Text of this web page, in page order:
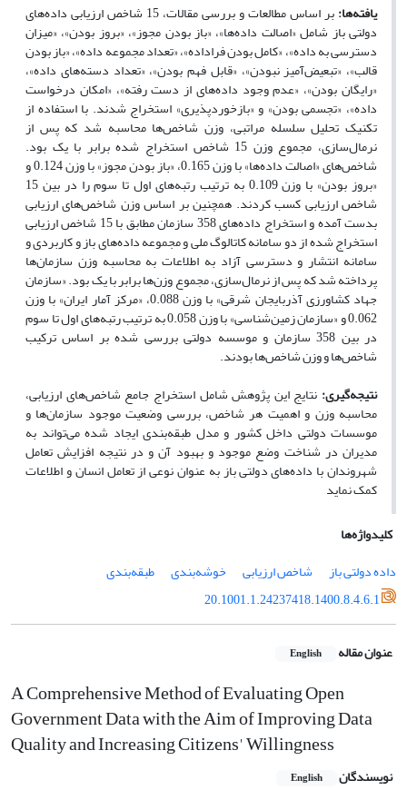
یافته‌ها:
بر اساس مطالعات و بررسی مقالات، 15 شاخص ارزیابی داده‌های
دولتی باز شامل «اصالت داده‌ها»، «باز بودن مجوز»، «بروز بودن»، «میزان
دسترسی به داده»، «کامل بودن فراداده»، «تعداد مجموعه داده»، «باز بودن
قالب»، «تبعیض‌آمیز نبودن»، «قابل فهم بودن»، «تعداد دسته‌های داده»،
«رایگان بودن»، «عدم وجود داده‌های از دست رفته»، «امکان درخواست
داده»، «تجسمی بودن» و «بازخوردپذیری» استخراج شدند. با استفاده از
تکنیک تحلیل سلسله مراتبی، وزن شاخص‌ها محاسبه شد که پس از
نرمال‌سازی، مجموع وزن 15 شاخص استخراج شده برابر با یک بود.
شاخص‌های «اصالت داده‌ها» با وزن 0.165، «باز بودن مجوز» با وزن 0.124 و
«بروز بودن» با وزن 0.109 به ترتیب رتبه‌های اول تا سوم را در بین 15
شاخص ارزیابی کسب کردند. همچنین بر اساس وزن شاخص‌های ارزیابی
بدست آمده و استخراج داده‌های 358 سازمان مطابق با 15 شاخص ارزیابی
استخراج شده از دو سامانه کاتالوگ ملی و مجموعه داده‌های باز و کاربردی و
سامانه انتشار و دسترسی آزاد به اطلاعات به محاسبه وزن سازمان‌ها
پرداخته شد که پس از نرمال‌سازی، مجموع وزن‌ها برابر با یک بود. «سازمان
جهاد کشاورزی آذربایجان شرقی» با وزن 0.088، «مرکز آمار ایران» با وزن
0.062 و «سازمان زمین‌شناسی» با وزن 0.058 به ترتیب رتبه‌های اول تا سوم
در بین 358 سازمان و موسسه دولتی بررسی شده بر اساس ترکیب
شاخص‌ها و وزن شاخص‌ها بودند.
نتیجه‌گیری: نتایج این پژوهش شامل استخراج جامع شاخص‌های ارزیابی،
محاسبه وزن و اهمیت هر شاخص، بررسی وضعیت موجود سازمان‌ها و
موسسات دولتی داخل کشور و مدل طبقه‌بندی ایجاد شده می‌تواند به
مدیران در شناخت وضع موجود و بهبود آن و در نتیجه افزایش تعامل
شهروندان با داده‌های دولتی باز به عنوان نوعی از تعامل انسان و اطلاعات
کمک نماید
کلیدواژه‌ها
داده دولتی باز
شاخص ارزیابی خوشه‌بندی
طبقه‌بندی
20.1001.1.24237418.1400.8.4.6.1
عنوان مقاله English
A Comprehensive Method of Evaluating Open
Government Data with the Aim of Improving Data
Quality and Increasing Citizens' Willingness
نویسندگان English